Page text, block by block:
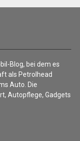
Blog, bei dem es
als Petrolhead
Auto. Die
Autopflege, Gadgets